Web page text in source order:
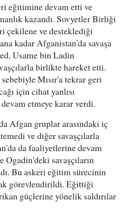
eğitimine devam etti ve
kazandı. Sovyetler Birliği
çekilene ve desteklediği
kadar Afganistan'da savaşa
Usame bin Ladin
birlikte hareket etti.
Mısır'a tekrar geri
için cihat yanlısı
etmeye karar verdi.
Afgan gruplar arasındaki iç
ve diğer savaşçılarla
da faaliyetlerine devam
savaşçıların
Bu askeri eğitim sürecinin
görevlendirildi. Eğittiği
güçlerine yönelik saldırılar